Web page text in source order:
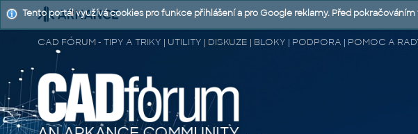
CAD FÓRUM - TIPY A TRIKY | UTILITY | DISKUZE | BLOKY | PODPORA | POMOC A
Tento portál využívá cookies pro funkce přihlášení a pro Google reklamy. Před